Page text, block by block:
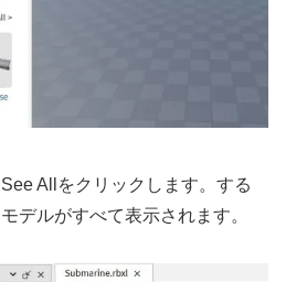
Allをクリックします。する
デルがすべて表示されます。